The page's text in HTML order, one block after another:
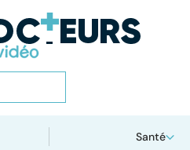
Santé